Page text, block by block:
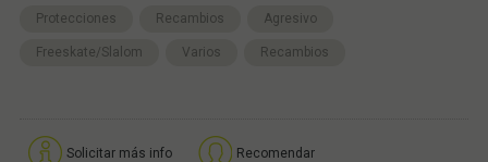
Protecciones Recambios Agresivo
Freeskate/Slalom Varios Recambios
Solicitar más info Recomendar